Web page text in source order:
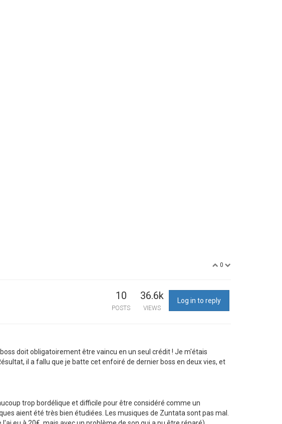
0
10
POSTS
36.6k
VIEWS
Log in to reply
doit obligatoirement être vaincu en un seul crédit ! Je m'étais
il a fallu que je batte cet enfoiré de dernier boss en deux vies, et
trop bordélique et difficile pour être considéré comme un
aient été très bien étudiées. Les musiques de Zuntata sont pas mal.